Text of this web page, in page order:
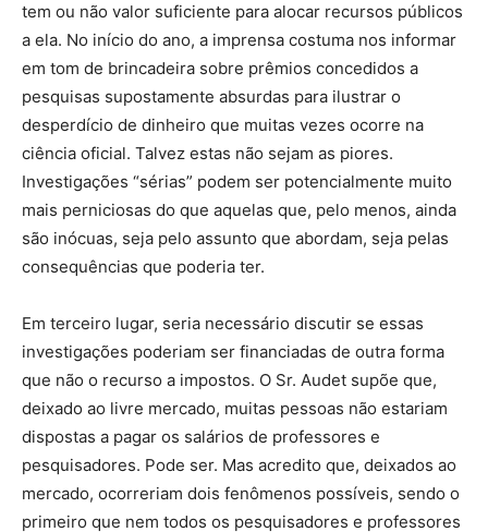
tem ou não valor suficiente para alocar recursos públicos
a ela. No início do ano, a imprensa costuma nos informar
em tom de brincadeira sobre prêmios concedidos a
pesquisas supostamente absurdas para ilustrar o
desperdício de dinheiro que muitas vezes ocorre na
ciência oficial. Talvez estas não sejam as piores.
Investigações “sérias” podem ser potencialmente muito
mais perniciosas do que aquelas que, pelo menos, ainda
são inócuas, seja pelo assunto que abordam, seja pelas
consequências que poderia ter.
Em terceiro lugar, seria necessário discutir se essas
investigações poderiam ser financiadas de outra forma
que não o recurso a impostos. O Sr. Audet supõe que,
deixado ao livre mercado, muitas pessoas não estariam
dispostas a pagar os salários de professores e
pesquisadores. Pode ser. Mas acredito que, deixados ao
mercado, ocorreriam dois fenômenos possíveis, sendo o
primeiro que nem todos os pesquisadores e professores